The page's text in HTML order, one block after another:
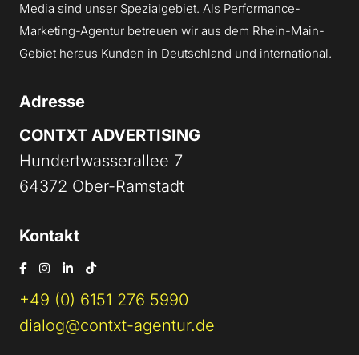
Media sind unser Spezialgebiet. Als Performance-
Marketing-Agentur betreuen wir aus dem Rhein-Main-
Gebiet heraus Kunden in Deutschland und international.
Adresse
CONTXT ADVERTISING
Hundertwasserallee 7
64372 Ober-Ramstadt
Kontakt
+49 (0) 6151 276 5990
dialog@contxt-agentur.de